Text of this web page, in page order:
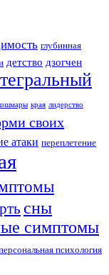
глубинная
детство дзогчен
края лидерство
своих
атаки переплетение
сны
симптомы
психология